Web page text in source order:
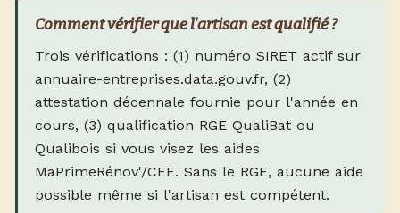
Comment vérifier que l'artisan est qualifié ?
Trois vérifications : (1) numéro SIRET actif sur
annuaire-entreprises.data.gouv.fr, (2)
attestation décennale fournie pour l'année en
cours, (3) qualification RGE QualiBat ou
Qualibois si vous visez les aides
MaPrimeRénov'/CEE. Sans le RGE, aucune aide
possible même si l'artisan est compétent.